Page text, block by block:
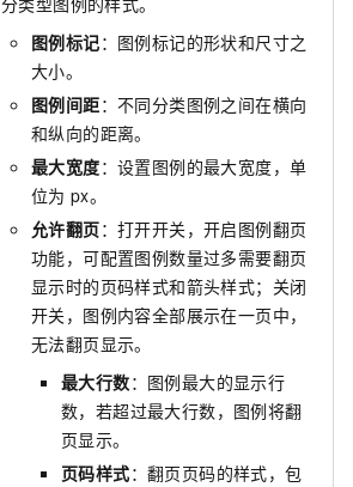
图例标记：图例标记的形状和尺寸之
大小。
图例间距：不同分类图例之间在横向
和纵向的距离。
最大宽度：设置图例的最大宽度，单
位为 px。
允许翻页：打开开关，开启图例翻页
功能，可配置图例数量过多需要翻页
显示时的页码样式和箭头样式；关闭
开关，图例内容全部展示在一页中，
无法翻页显示。
最大行数：图例最大的显示行
数，若超过最大行数，图例将翻
页显示。
页码样式：翻页页码的样式，包